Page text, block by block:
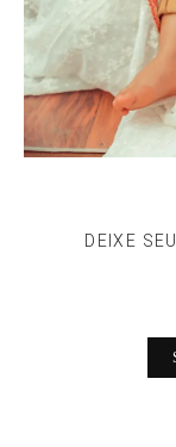
DEIXE